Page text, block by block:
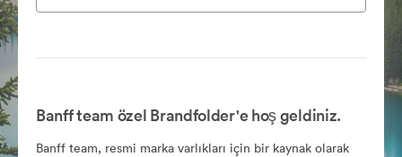
Banff team özel Brandfolder'e hoş geldiniz.
Banff team, resmi marka varlıkları için bir kaynak olarak